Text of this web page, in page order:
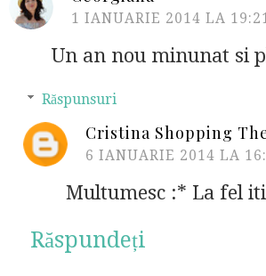
1 IANUARIE 2014 LA
Un an nou minunat si
Răspunsuri
Cristina Shopping
6 IANUARIE 2014 LA
Multumesc :* La fel
Răspundeți